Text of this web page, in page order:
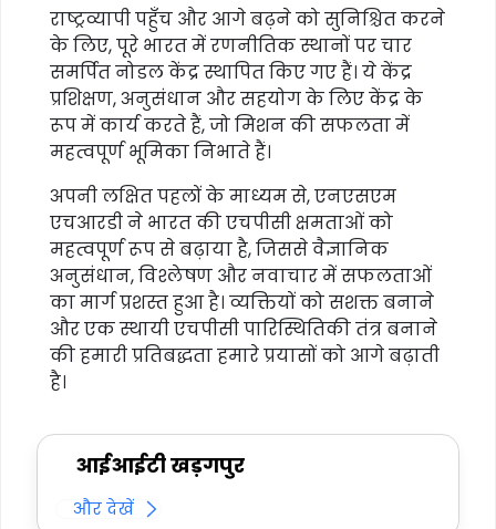
राष्ट्रव्यापी पहुँच और आगे बढ़ने को सुनिश्चित करने
के लिए, पूरे भारत में रणनीतिक स्थानों पर चार
समर्पित नोडल केंद्र स्थापित किए गए हैं। ये केंद्र
प्रशिक्षण, अनुसंधान और सहयोग के लिए केंद्र के
रूप में कार्य करते हैं, जो मिशन की सफलता में
महत्वपूर्ण भूमिका निभाते हैं।
अपनी लक्षित पहलों के माध्यम से, एनएसएम
एचआरडी ने भारत की एचपीसी क्षमताओं को
महत्वपूर्ण रूप से बढ़ाया है, जिससे वैज्ञानिक
अनुसंधान, विश्लेषण और नवाचार में सफलताओं
का मार्ग प्रशस्त हुआ है। व्यक्तियों को सशक्त बनाने
और एक स्थायी एचपीसी पारिस्थितिकी तंत्र बनाने
की हमारी प्रतिबद्धता हमारे प्रयासों को आगे बढ़ाती
है।
आईआईटी खड़गपुर
और देखें